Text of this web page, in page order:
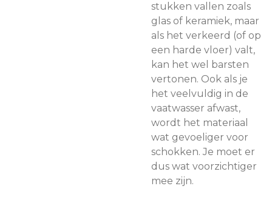
stukken vallen zoals
glas of keramiek, maar
als het verkeerd (of op
een harde vloer) valt,
kan het wel barsten
vertonen. Ook als je
het veelvuldig in de
vaatwasser afwast,
wordt het materiaal
wat gevoeliger voor
schokken. Je moet er
dus wat voorzichtiger
mee zijn.